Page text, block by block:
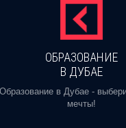
ОБРАЗОВАНИЕ
В ДУБАЕ
Образование в Дубае -
мечты!